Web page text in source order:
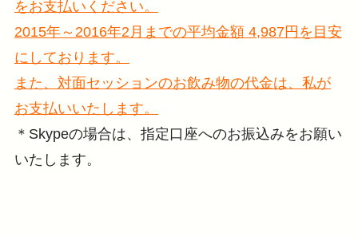
をお支払いください。
2015年～2016年2月までの平均金額 4,987円を目安
にしております。
また、対面セッションのお飲み物の代金は、私が
お支払いいたします。
＊Skypeの場合は、指定口座へのお振込みをお願い
いたします。